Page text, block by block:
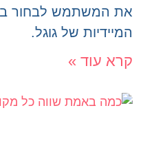
את המשתמש לבחור
המיידיות של גוגל.
קרא עוד »